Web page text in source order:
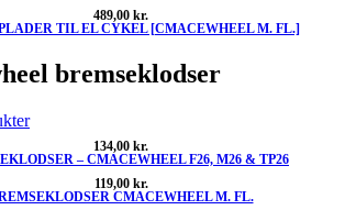
489,00 kr.
TIL EL CYKEL [CMACEWHEEL M. FL.]
bremseklodser
134,00 kr.
– CMACEWHEEL F26, M26 & TP26
119,00 kr.
CMACEWHEEL M. FL.